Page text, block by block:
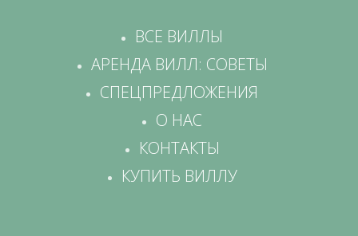
ВСЕ ВИЛЛЫ
АРЕНДА ВИЛЛ: СОВЕТЫ
СПЕЦПРЕДЛОЖЕНИЯ
О НАС
КОНТАКТЫ
КУПИТЬ ВИЛЛУ